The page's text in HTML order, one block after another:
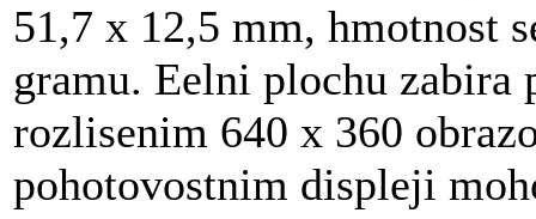
51,7 x 12,5 mm, hmotnost
gramu. Eelni plochu zabira
rozlisenim 640 x 360
pohotovostnim displeji